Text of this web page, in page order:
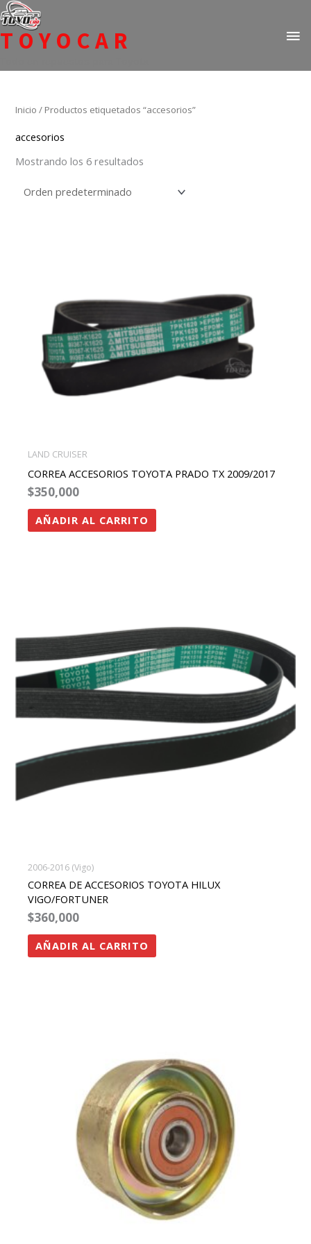
Ir
al
contenido
TOYOCAR
Inicio / Productos etiquetados “accesorios”
accesorios
Mostrando los 6 resultados
LAND CRUISER
CORREA ACCESORIOS TOYOTA PRADO TX 2009/2017
$350,000
AÑADIR AL CARRITO
2006-2016 (Vigo)
CORREA DE ACCESORIOS TOYOTA HILUX
VIGO/FORTUNER
$360,000
AÑADIR AL CARRITO